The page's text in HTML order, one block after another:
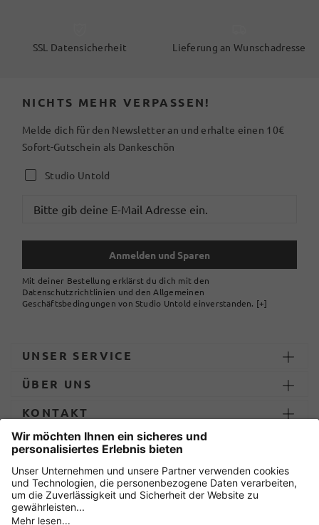
SSL Datensicherheit Lieferung an Wunschadresse
NICHTS MEHR VERPASSEN!
Melde dich für den Newsletter an und erhalte einen 10€
Sofort-Gutschein als Dankeschön
Studio Untold
Anmelden und Sparen
Mit deiner Bestellung erklärst du dich mit den
Datenschutzrichtlinien und den Allgemeinen
Geschäftsbedingungen von Studio Untold einverstanden. [+]
UNSER SERVICE
ÜBER UNS
KONTAKT
ZAHLUNG UND LIEFERUNG
Sicher einkaufen mit